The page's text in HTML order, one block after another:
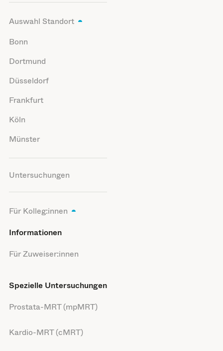
Auswahl Standort
Bonn
Dortmund
Düsseldorf
Frankfurt
Köln
Münster
Untersuchungen
Für Kolleg:innen
Informationen
Für Zuweiser:innen
Spezielle Untersuchungen
Prostata-MRT (mpMRT)
Kardio-MRT (cMRT)